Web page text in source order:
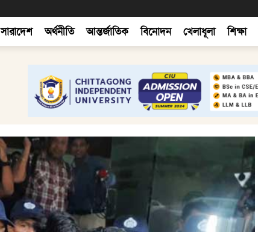
সারাদেশ অর্থনীতি আন্তর্জাতিক বিনোদন খেলাধূলা শিক্ষা